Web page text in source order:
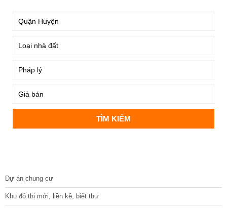
Dự án chung cư
Khu đô thị mới, liền kề, biệt thự